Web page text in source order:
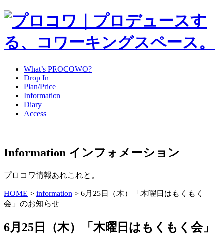
What’s PROCOWO?
Drop In
Plan/Price
Information
Diary
Access
Information インフォメーション
プロコワ情報あれこれと。
HOME > information > 6月25日（木）「木曜日はもくもく
会」のお知らせ
6月25日（木）「木曜日はもくもく会」